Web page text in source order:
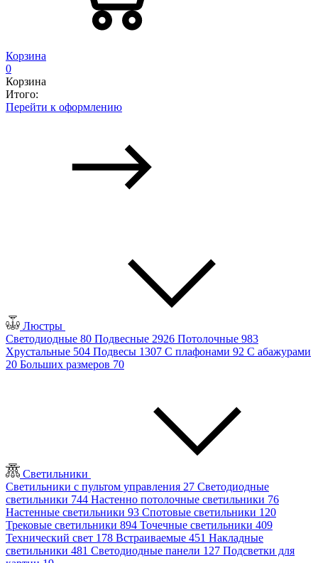
Корзина
0
Корзина
Итого:
Перейти к оформлению
Люстры
Светодиодные 80 Подвесные 2926 Потолочные 983
Хрустальные 504 Подвесы 1307 С плафонами 92 С абажурами
20 Больших размеров 70
Светильники
Светильники с пультом управления 27 Светодиодные
светильники 744 Настенно потолочные светильники 76
Настенные светильники 93 Спотовые светильники 120
Трековые светильники 894 Точечные светильники 409
Технический свет 178 Встраиваемые 451 Накладные
светильники 481 Светодиодные панели 127 Подсветки для